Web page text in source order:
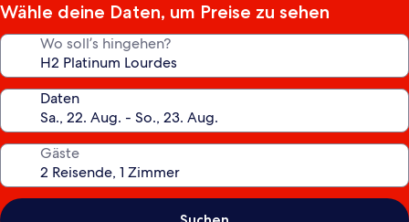
Wähle deine Daten, um Preise zu sehen
Wo soll’s hingehen?
Daten
Gäste